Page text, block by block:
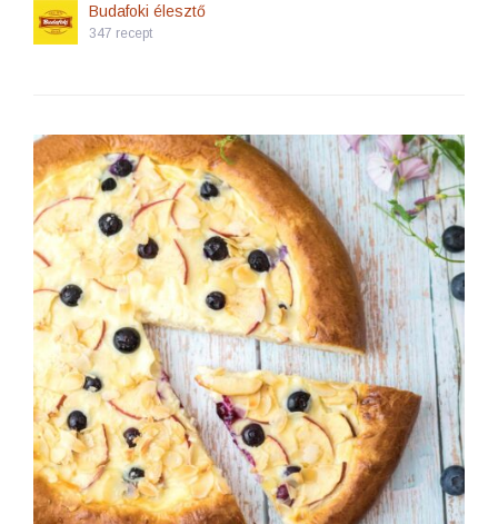
Budafoki élesztő
347 recept